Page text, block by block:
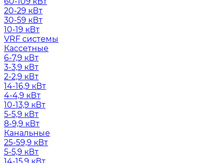
20-29 кВт
30-59 кВт
10-19 кВт
VRF системы
Кассетные
6-7,9 кВт
3-3,9 кВт
2-2,9 кВт
14-16,9 кВт
4-4,9 кВт
10-13,9 кВт
5-5,9 кВт
8-9,9 кВт
Канальные
25-59,9 кВт
5-5,9 кВт